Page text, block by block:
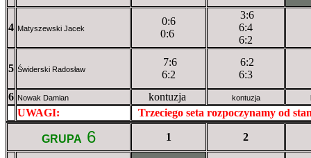
4 Matyszewski Jacek
0:6
0:6
3:6
6:4
6:2
5 Świderski Radosław
7:6
6:2
6:2
6:3
6 Nowak Damian kontuzja kontuzja
UWAGI: Trzeciego seta rozpoczynamy od
GRUPA 6 1 2